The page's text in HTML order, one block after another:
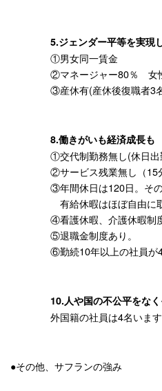
5.ジェンダー平等を実現
①男女同一賃金
②マネージャー80％ 女
③産休有(産休後復職者3
8.働きがいも経済成長も
①交代制勤務無し(休日出
②サービス残業無し（15
③年間休日は120日。そ
有給休暇はほぼ自由に
④看護休暇、介護休暇制
⑤退職金制度あり。
⑥勤続10年以上の社員が4
10.人や国の不公平をなく
外国籍の社員は4名いま
●その他、サフランの強み